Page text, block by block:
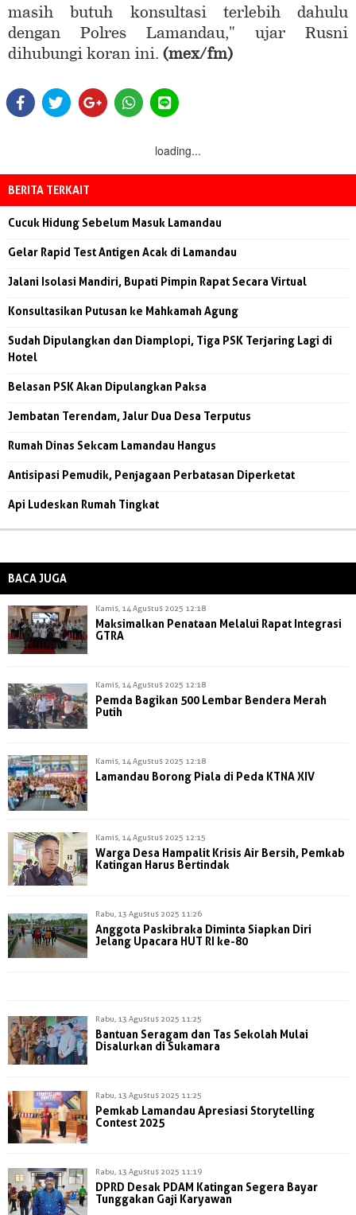
masih butuh konsultasi terlebih dahulu
dengan Polres Lamandau," ujar Rusni
dihubungi koran ini. (mex/fm)
loading...
BERITA TERKAIT
Cucuk Hidung Sebelum Masuk Lamandau
Gelar Rapid Test Antigen Acak di Lamandau
Jalani Isolasi Mandiri, Bupati Pimpin Rapat Secara Virtual
Konsultasikan Putusan ke Mahkamah Agung
Sudah Dipulangkan dan Diamplopi, Tiga PSK Terjaring Lagi di
Hotel
Belasan PSK Akan Dipulangkan Paksa
Jembatan Terendam, Jalur Dua Desa Terputus
Rumah Dinas Sekcam Lamandau Hangus
Antisipasi Pemudik, Penjagaan Perbatasan Diperketat
Api Ludeskan Rumah Tingkat
BACA JUGA
Kamis, 14 Agustus 2025 12:18
Maksimalkan Penataan Melalui Rapat Integrasi
GTRA
Kamis, 14 Agustus 2025 12:18
Pemda Bagikan 500 Lembar Bendera Merah
Putih
Kamis, 14 Agustus 2025 12:18
Lamandau Borong Piala di Peda KTNA XIV
Kamis, 14 Agustus 2025 12:15
Warga Desa Hampalit Krisis Air Bersih, Pemkab
Katingan Harus Bertindak
Rabu, 13 Agustus 2025 11:26
Anggota Paskibraka Diminta Siapkan Diri
Jelang Upacara HUT RI ke-80
Rabu, 13 Agustus 2025 11:25
Bantuan Seragam dan Tas Sekolah Mulai
Disalurkan di Sukamara
Rabu, 13 Agustus 2025 11:25
Pemkab Lamandau Apresiasi Storytelling
Contest 2025
Rabu, 13 Agustus 2025 11:19
DPRD Desak PDAM Katingan Segera Bayar
Tunggakan Gaji Karyawan